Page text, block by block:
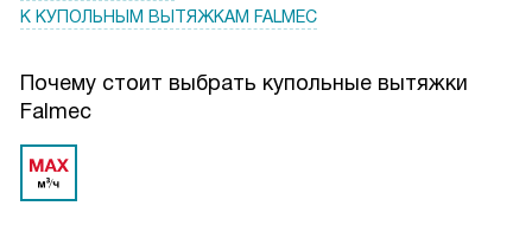
К КУПОЛЬНЫМ ВЫТЯЖКАМ FALMEC
Почему стоит выбрать купольные вытяжки
Falmec